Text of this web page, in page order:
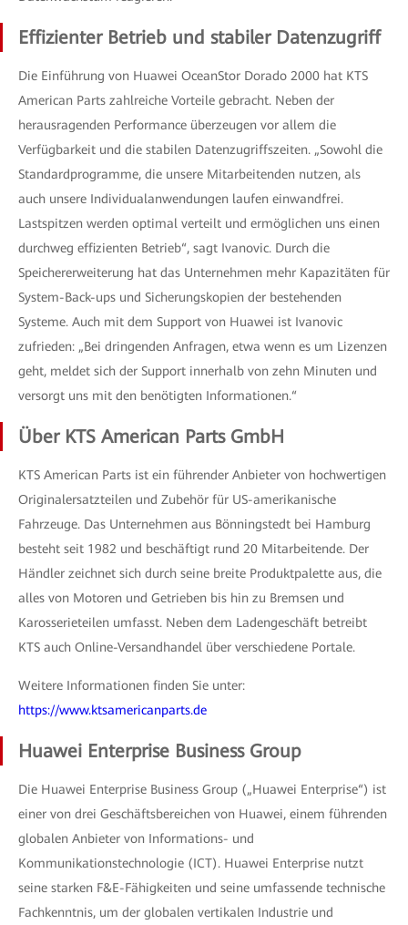
Effizienter Betrieb und stabiler Datenzugriff
Die Einführung von Huawei OceanStor Dorado 2000 hat KTS
American Parts zahlreiche Vorteile gebracht. Neben der
herausragenden Performance überzeugen vor allem die
Verfügbarkeit und die stabilen Datenzugriffszeiten. „Sowohl die
Standardprogramme, die unsere Mitarbeitenden nutzen, als
auch unsere Individualanwendungen laufen einwandfrei.
Lastspitzen werden optimal verteilt und ermöglichen uns einen
durchweg effizienten Betrieb“, sagt Ivanovic. Durch die
Speichererweiterung hat das Unternehmen mehr Kapazitäten für
System-Back-ups und Sicherungskopien der bestehenden
Systeme. Auch mit dem Support von Huawei ist Ivanovic
zufrieden: „Bei dringenden Anfragen, etwa wenn es um Lizenzen
geht, meldet sich der Support innerhalb von zehn Minuten und
versorgt uns mit den benötigten Informationen.“
Über KTS American Parts GmbH
KTS American Parts ist ein führender Anbieter von hochwertigen
Originalersatzteilen und Zubehör für US-amerikanische
Fahrzeuge. Das Unternehmen aus Bönningstedt bei Hamburg
besteht seit 1982 und beschäftigt rund 20 Mitarbeitende. Der
Händler zeichnet sich durch seine breite Produktpalette aus, die
alles von Motoren und Getrieben bis hin zu Bremsen und
Karosserieteilen umfasst. Neben dem Ladengeschäft betreibt
KTS auch Online-Versandhandel über verschiedene Portale.
Weitere Informationen finden Sie unter:
https://www.ktsamericanparts.de
Huawei Enterprise Business Group
Die Huawei Enterprise Business Group („Huawei Enterprise“) ist
einer von drei Geschäftsbereichen von Huawei, einem führenden
globalen Anbieter von Informations- und
Kommunikationstechnologie (ICT). Huawei Enterprise nutzt
seine starken F&E-Fähigkeiten und seine umfassende technische
Fachkenntnis, um der globalen vertikalen Industrie und